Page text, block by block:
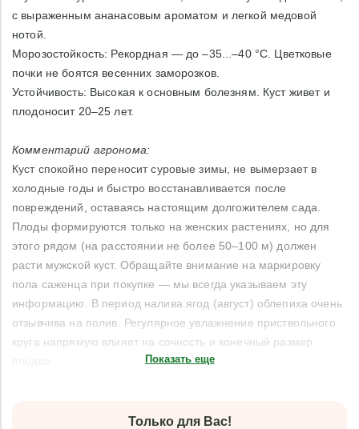
с выраженным ананасовым ароматом и легкой медовой
нотой.
Морозостойкость: Рекордная — до –35...–40 °C. Цветковые
почки не боятся весенних заморозков.
Устойчивость: Высокая к основным болезням. Куст живет и
плодоносит 20–25 лет.
Комментарий агронома:
Куст спокойно переносит суровые зимы, не вымерзает в
холодные годы и быстро восстанавливается после
повреждений, оставаясь настоящим долгожителем сада.
Плоды формируются только на женских растениях, но для
этого рядом (на расстоянии не более 50–100 м) должен
расти мужской куст. Обращайте внимание на маркировку
пола саженца при покупке — мы всегда указываем эту
информацию. В период налива ягод (август) облепиха очень
отзывчива на полив. Регулярное увлажнение приствольного
круга напрямую влияет на сочность и конечный размер
Показать еще
Только для Вас!